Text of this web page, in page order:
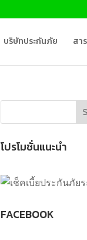
บริษัทประกันภัย สา
โปรโมชั่นแนะนำ
FACEBOOK